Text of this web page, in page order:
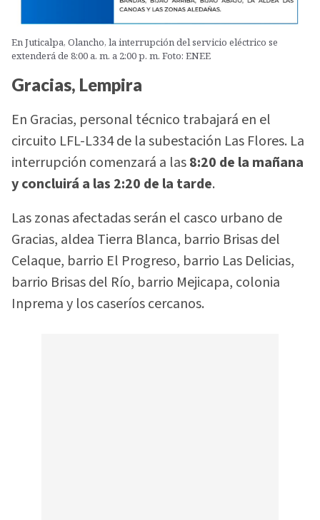
En Juticalpa, Olancho, la interrupción del servicio eléctrico se
extenderá de 8:00 a. m. a 2:00 p. m. Foto: ENEE
Gracias, Lempira
En Gracias, personal técnico trabajará en el
circuito LFL-L334 de la subestación Las Flores. La
interrupción comenzará a las8:20 de la mañana
y concluirá a las 2:20 de la tarde.
Las zonas afectadas serán el casco urbano de
Gracias, aldea Tierra Blanca, barrio Brisas del
Celaque, barrio El Progreso, barrio Las Delicias,
barrio Brisas del Río, barrio Mejicapa, colonia
Inprema y los caseríos cercanos.